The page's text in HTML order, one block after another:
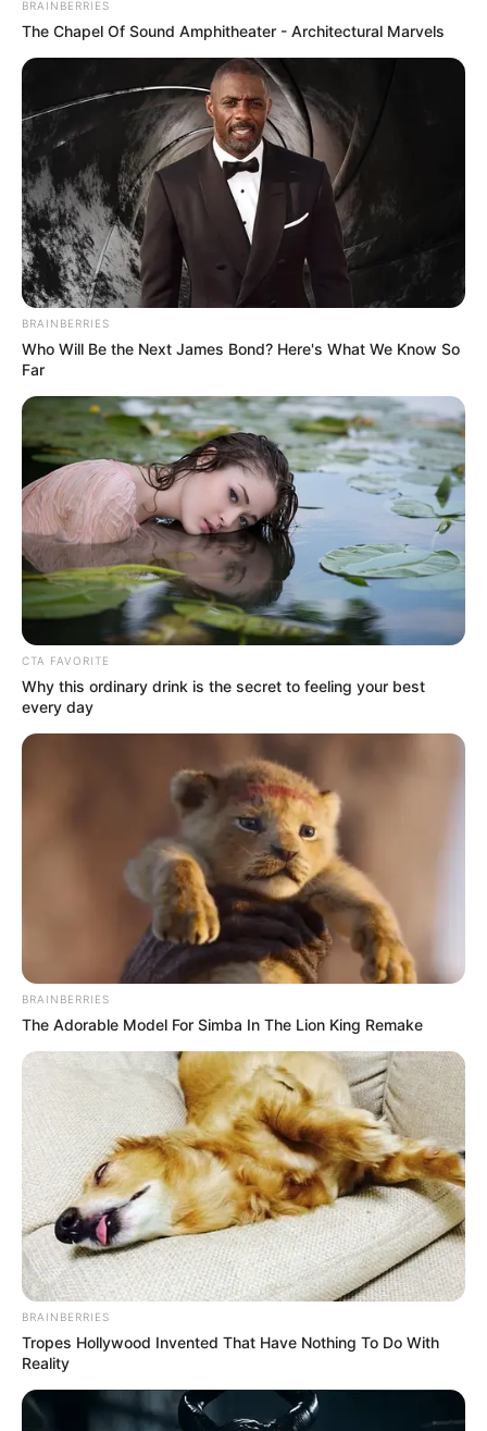
BRAINBERRIES
The Chapel Of Sound Amphitheater - Architectural Marvels
BRAINBERRIES
Who Will Be the Next James Bond? Here's What We Know So
Far
CTA FAVORITE
Why this ordinary drink is the secret to feeling your best
every day
BRAINBERRIES
The Adorable Model For Simba In The Lion King Remake
BRAINBERRIES
Tropes Hollywood Invented That Have Nothing To Do With
Reality